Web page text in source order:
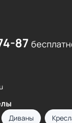
87
Диваны